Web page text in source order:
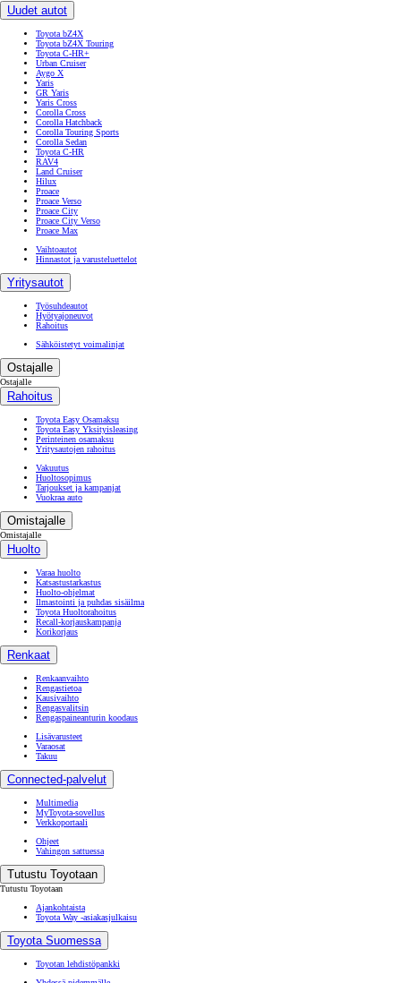
Uudet autot
Toyota bZ4X
Toyota bZ4X Touring
Toyota C-HR+
Urban Cruiser
Aygo X
Yaris
GR Yaris
Yaris Cross
Corolla Cross
Corolla Hatchback
Corolla Touring Sports
Corolla Sedan
Toyota C-HR
RAV4
Land Cruiser
Hilux
Proace
Proace Verso
Proace City
Proace City Verso
Proace Max
Vaihtoautot
Hinnastot ja varusteluettelot
Yritysautot
Työsuhdeautot
Hyötyajoneuvot
Rahoitus
Sähköistetyt voimalinjat
Ostajalle
Ostajalle
Rahoitus
Toyota Easy Osamaksu
Toyota Easy Yksityisleasing
Perinteinen osamaksu
Yritysautojen rahoitus
Vakuutus
Huoltosopimus
Tarjoukset ja kampanjat
Vuokraa auto
Omistajalle
Omistajalle
Huolto
Varaa huolto
Katsastustarkastus
Huolto-ohjelmat
Ilmastointi ja puhdas sisäilma
Toyota Huoltorahoitus
Recall-korjauskampanja
Korikorjaus
Renkaat
Renkaanvaihto
Rengastietoa
Kausivaihto
Rengasvalitsin
Rengaspaineanturin koodaus
Lisävarusteet
Varaosat
Takuu
Connected-palvelut
Multimedia
MyToyota-sovellus
Verkkoportaali
Ohjeet
Vahingon sattuessa
Tutustu Toyotaan
Tutustu Toyotaan
Ajankohtaista
Toyota Way -asiakasjulkaisu
Toyota Suomessa
Toyotan lehdistöpankki